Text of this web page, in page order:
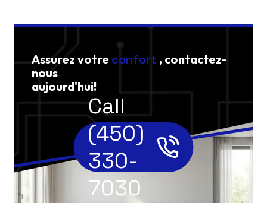
Assurez votre confort , contactez-
nous
aujourd'hui!
Call
(450)
330-
7030